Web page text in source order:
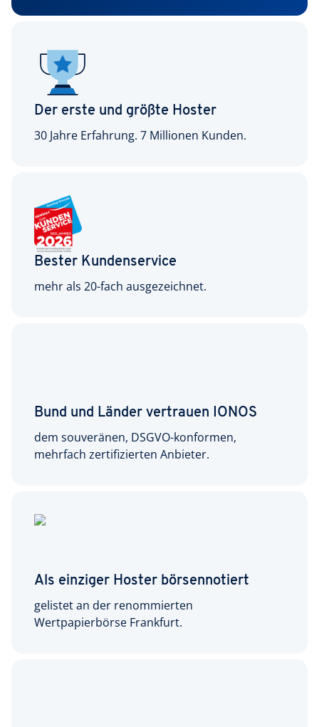
Der erste und größte Hoster
30 Jahre Erfahrung. 7 Millionen Kunden.
Bester Kundenservice
mehr als 20-fach ausgezeichnet.
Bund und Länder vertrauen IONOS
dem souveränen, DSGVO-konformen,
mehrfach zertifizierten Anbieter.
Als einziger Hoster börsennotiert
gelistet an der renommierten
Wertpapierbörse Frankfurt.